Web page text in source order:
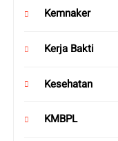
Kemnaker
Kerja Bakti
Kesehatan
KMBPL